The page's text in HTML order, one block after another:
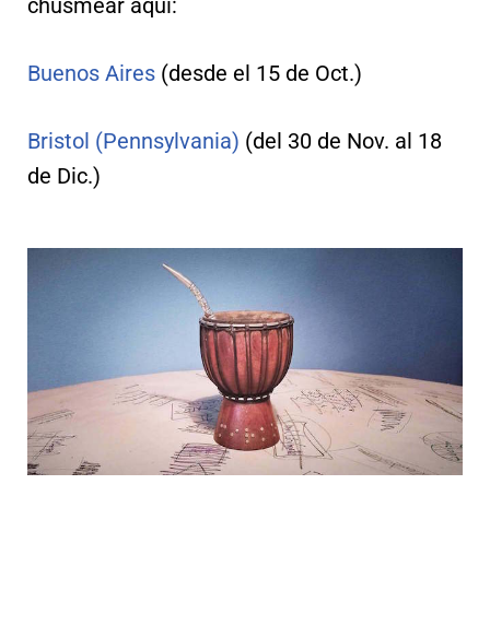
chusmear aquí:
Buenos Aires (desde el 15 de Oct.)
Bristol (Pennsylvania) (del 30 de Nov. al 18
de Dic.)